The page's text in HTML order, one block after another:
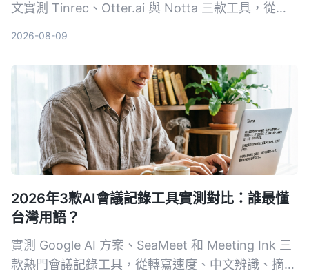
文實測 Tinrec、Otter.ai 與 Notta 三款工具，從輸
2026-08-09
2026年3款AI會議記錄工具實測對比：誰最懂
台灣用語？
實測 Google AI 方案、SeaMeet 和 Meeting Ink 三
款熱門會議記錄工具，從轉寫速度、中文辨識、摘要